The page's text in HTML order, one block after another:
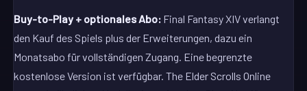
Buy-to-Play + optionales Abo: Final Fantasy XIV verlangt
den Kauf des Spiels plus der Erweiterungen, dazu ein
Monatsabo für vollständigen Zugang. Eine begrenzte
kostenlose Version ist verfügbar. The Elder Scrolls Online